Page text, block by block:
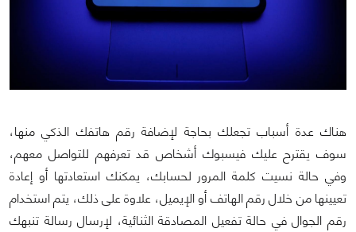
هناك عدة أسباب تجعلك بحاجة لإضافة رقم هاتفك الذكي منها،
سوف يقترح عليك فيسبوك أشخاص قد تعرفهم للتواصل معهم،
وفي حالة نسيت كلمة المرور لحسابك، يمكنك استعادتها أو إعادة
تعيينها من خلال رقم الهاتف أو الإيميل، علاوة على ذلك، يتم استخدام
رقم الجوال في حالة تفعيل المصادقة الثنائية، لإرسال رسالة تنبهك